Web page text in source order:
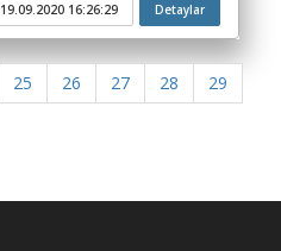
19.09.2020 16:26:29 Detaylar
25 26 27 28
29